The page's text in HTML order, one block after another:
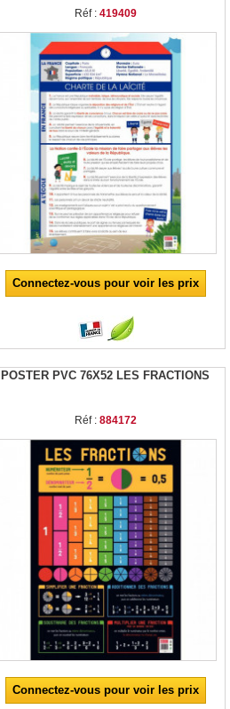
Réf : 419409
Connectez-vous pour voir les prix
POSTER PVC 76X52 LES FRACTIONS
Réf : 884172
Connectez-vous pour voir les prix